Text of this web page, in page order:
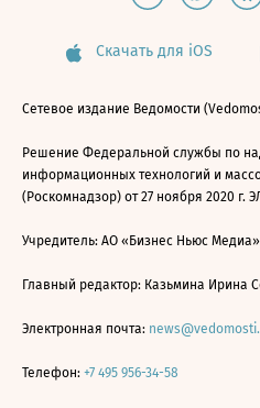
Скачать для iOS
Сетевое издание Ведомости
Решение Федеральной службы по
информационных технологий и
(Роскомнадзор) от 27 ноября 2020 г.
Учредитель: АО «Бизнес Ньюс Медиа»
Главный редактор: Казьмина Ирина
Электронная почта:
Телефон: +7 495 956-34-58